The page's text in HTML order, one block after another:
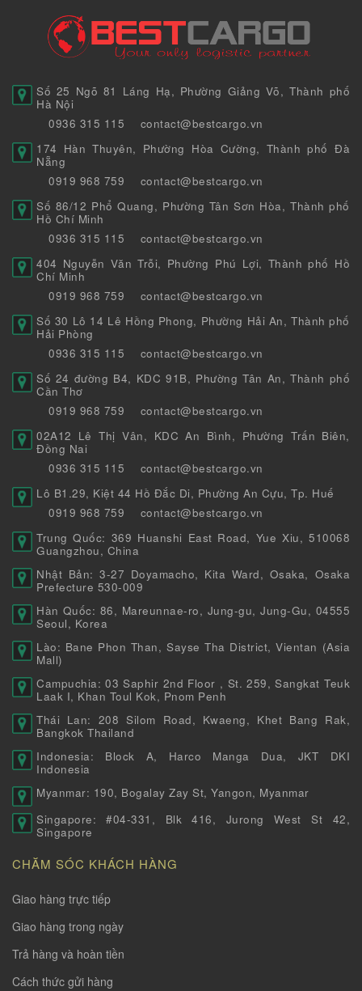
Số 25 Ngõ 81 Láng Hạ, Phường Giảng Võ, Thành phố
Hà Nội
0936 315 115
contact@bestcargo.vn
174 Hàn Thuyên, Phường Hòa Cường, Thành phố Đà
Nẵng
0919 968 759
contact@bestcargo.vn
Số 86/12 Phổ Quang, Phường Tân Sơn Hòa, Thành phố
Hồ Chí Minh
0936 315 115
contact@bestcargo.vn
404 Nguyễn Văn Trỗi, Phường Phú Lợi, Thành phố Hồ
Chí Minh
0919 968 759
contact@bestcargo.vn
Số 30 Lô 14 Lê Hồng Phong, Phường Hải An, Thành phố
Hải Phòng
0936 315 115
contact@bestcargo.vn
Số 24 đường B4, KDC 91B, Phường Tân An, Thành phố
Cần Thơ
0919 968 759
contact@bestcargo.vn
02A12 Lê Thị Vân, KDC An Bình, Phường Trấn Biên,
Đồng Nai
0936 315 115
contact@bestcargo.vn
Lô B1.29, Kiệt 44 Hồ Đắc Di, Phường An Cựu, Tp. Huế
0919 968 759
contact@bestcargo.vn
Trung Quốc: 369 Huanshi East Road, Yue Xiu, 510068
Guangzhou, China
Nhật Bản: 3-27 Doyamacho, Kita Ward, Osaka, Osaka
Prefecture 530-009
Hàn Quốc: 86, Mareunnae-ro, Jung-gu, Jung-Gu, 04555
Seoul, Korea
Lào: Bane Phon Than, Sayse Tha District, Vientan (Asia
Mall)
Campuchia: 03 Saphir 2nd Floor , St. 259, Sangkat Teuk
Laak I, Khan Toul Kok, Pnom Penh
Thái Lan: 208 Silom Road, Kwaeng, Khet Bang Rak,
Bangkok Thailand
Indonesia: Block A, Harco Manga Dua, JKT DKI
Indonesia
Myanmar: 190, Bogalay Zay St, Yangon, Myanmar
Singapore: #04-331, Blk 416, Jurong West St 42,
Singapore
CHĂM SÓC KHÁCH HÀNG
Giao hàng trực tiếp
Giao hàng trong ngày
Trả hàng và hoàn tiền
Cách thức gửi hàng